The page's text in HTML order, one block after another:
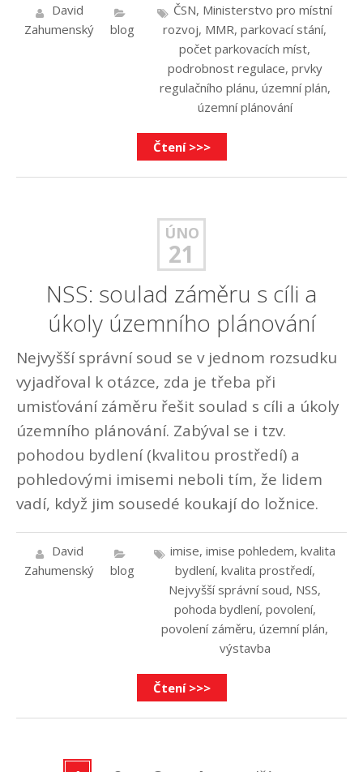
David
Zahumenský
blog
ČSN, Ministerstvo pro místní
rozvoj, MMR, parkovací stání,
počet parkovacích míst,
podrobnost regulace, prvky
regulačního plánu, územní plán,
územní plánování
Čtení >>>
ÚNO
21
NSS: soulad záměru s cíli a
úkoly územního plánování
Nejvyšší správní soud se v jednom rozsudku
vyjadřoval k otázce, zda je třeba při
umisťování záměru řešit soulad s cíli a úkoly
územního plánování. Zabýval se i tzv.
pohodou bydlení (kvalitou prostředí) a
pohledovými imisemi neboli tím, že lidem
vadí, když jim sousedé koukají do ložnice.
David
Zahumenský
blog
imise, imise pohledem, kvalita
bydlení, kvalita prostředí,
Nejvyšší správní soud, NSS,
pohoda bydlení, povolení,
povolení záměru, územní plán,
výstavba
Čtení >>>